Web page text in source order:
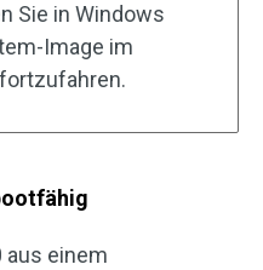
Sie in Windows
Image im
aus einem